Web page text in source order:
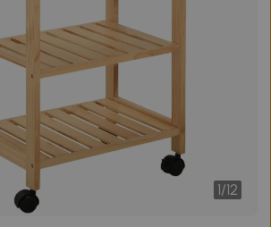
1/12